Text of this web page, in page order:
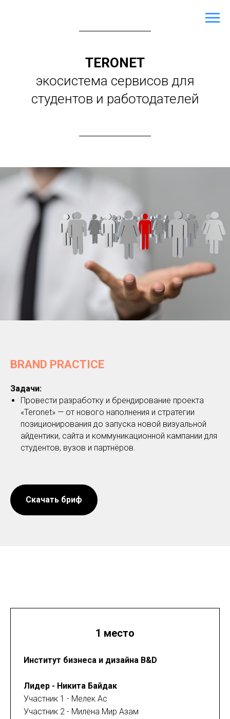
TERONET
экосистема сервисов для
студентов и работодателей
BRAND PRACTICE
Задачи:
Провести разработку и брендирование проекта
«Teronet» — от нового наполнения и стратегии
позиционирования до запуска новой визуальной
айдентики, сайта и коммуникационной кампании для
студентов, вузов и партнёров.
Скачать бриф
1 место
Институт бизнеса и дизайна B&D
Лидер - Никита Байдак
Участник 1 - Мелек Ас
Участник 2 - Милена Мир Азам